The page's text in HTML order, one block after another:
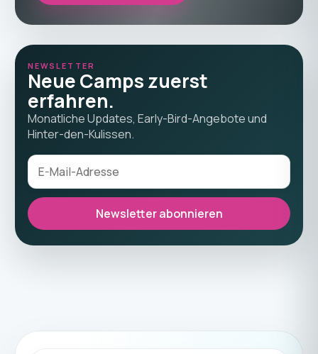
NEWSLETTER
Neue Camps zuerst
erfahren.
Monatliche Updates, Early-Bird-Angebote und
Hinter-den-Kulissen.
Newsletter abonnieren